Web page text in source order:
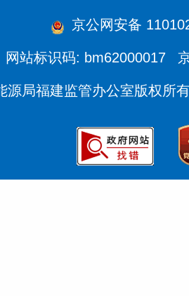
京公网安备
网站标识码: bm62000017
源局福建监管办公室版权所